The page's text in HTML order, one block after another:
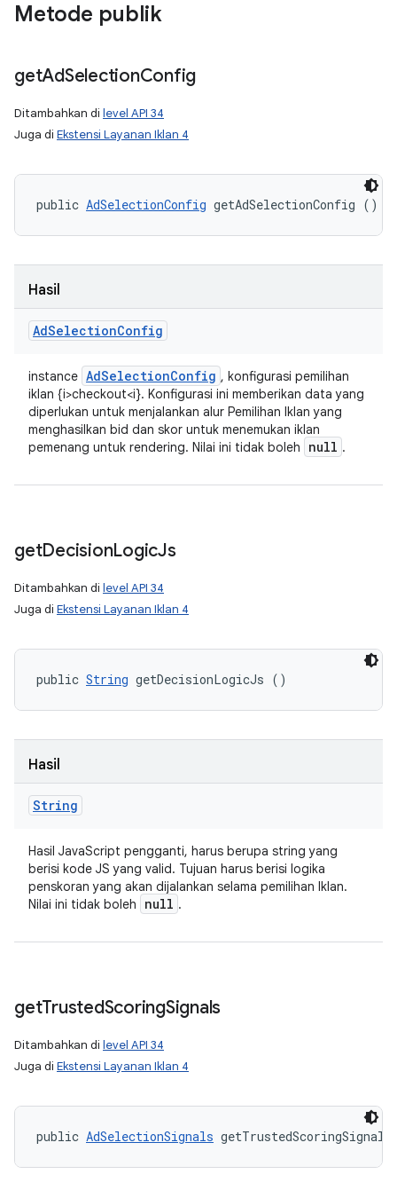
Metode publik
getAdSelectionConfig
Ditambahkan di level API 34
Juga di Ekstensi Layanan Iklan 4
public AdSelectionConfig getAdSelectionConfig ()
Hasil
AdSelectionConfig
instance AdSelectionConfig , konfigurasi pemilihan
iklan {i>checkout<i}. Konfigurasi ini memberikan data yang
diperlukan untuk menjalankan alur Pemilihan Iklan yang
menghasilkan bid dan skor untuk menemukan iklan
pemenang untuk rendering. Nilai ini tidak boleh
null .
getDecisionLogicJs
Ditambahkan di level API 34
Juga di Ekstensi Layanan Iklan 4
public String getDecisionLogicJs ()
Hasil
String
Hasil JavaScript pengganti, harus berupa string yang
berisi kode JS yang valid. Tujuan harus berisi logika
penskoran yang akan dijalankan selama pemilihan Iklan.
Nilai ini tidak boleh
null .
getTrustedScoringSignals
Ditambahkan di level API 34
Juga di Ekstensi Layanan Iklan 4
public AdSelectionSignals